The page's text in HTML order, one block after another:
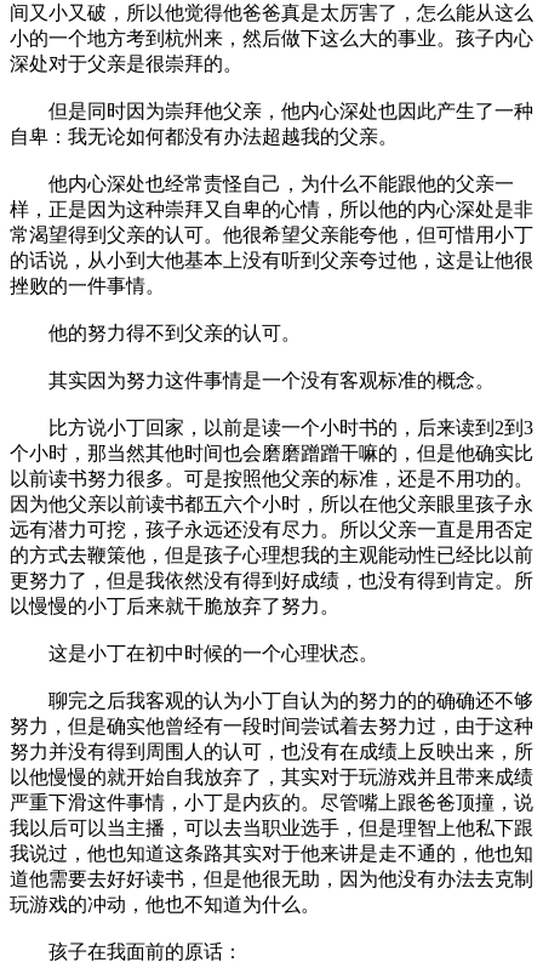
间又小又破，所以他觉得他爸爸真是太厉害了，怎么能从这么
小的一个地方考到杭州来，然后做下这么大的事业。孩子内心
深处对于父亲是很崇拜的。
但是同时因为崇拜他父亲，他内心深处也因此产生了一种
自卑：我无论如何都没有办法超越我的父亲。
他内心深处也经常责怪自己，为什么不能跟他的父亲一
样，正是因为这种崇拜又自卑的心情，所以他的内心深处是非
常渴望得到父亲的认可。他很希望父亲能夸他，但可惜用小丁
的话说，从小到大他基本上没有听到父亲夸过他，这是让他很
挫败的一件事情。
他的努力得不到父亲的认可。
其实因为努力这件事情是一个没有客观标准的概念。
比方说小丁回家，以前是读一个小时书的，后来读到2到3
个小时，那当然其他时间也会磨磨蹭蹭干嘛的，但是他确实比
以前读书努力很多。可是按照他父亲的标准，还是不用功的。
因为他父亲以前读书都五六个小时，所以在他父亲眼里孩子永
远有潜力可挖，孩子永远还没有尽力。所以父亲一直是用否定
的方式去鞭策他，但是孩子心理想我的主观能动性已经比以前
更努力了，但是我依然没有得到好成绩，也没有得到肯定。所
以慢慢的小丁后来就干脆放弃了努力。
这是小丁在初中时候的一个心理状态。
聊完之后我客观的认为小丁自认为的努力的的确确还不够
努力，但是确实他曾经有一段时间尝试着去努力过，由于这种
努力并没有得到周围人的认可，也没有在成绩上反映出来，所
以他慢慢的就开始自我放弃了，其实对于玩游戏并且带来成绩
严重下滑这件事情，小丁是内疚的。尽管嘴上跟爸爸顶撞，说
我以后可以当主播，可以去当职业选手，但是理智上他私下跟
我说过，他也知道这条路其实对于他来讲是走不通的，他也知
道他需要去好好读书，但是他很无助，因为他没有办法去克制
玩游戏的冲动，他也不知道为什么。
孩子在我面前的原话：